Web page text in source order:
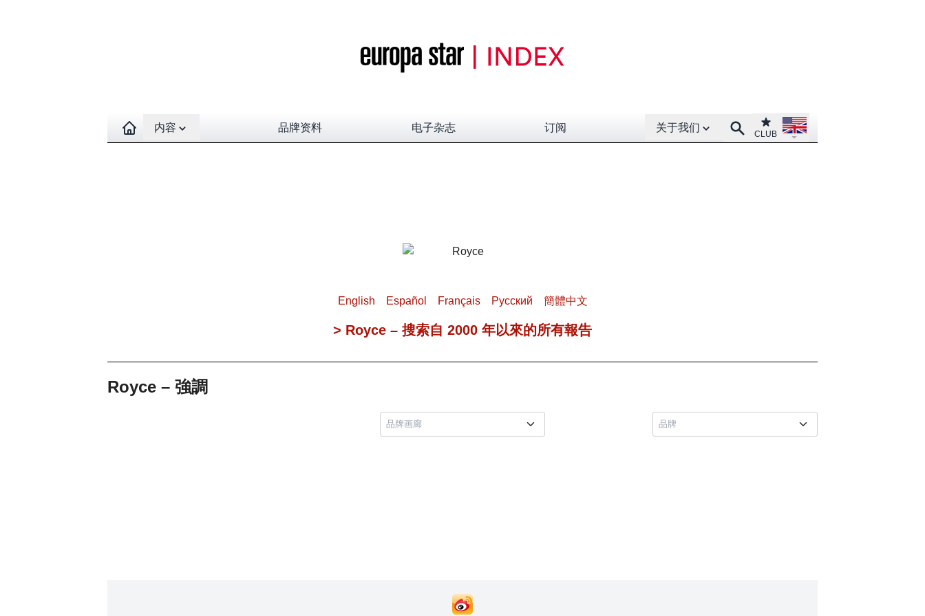
Open contents menu
内容 品牌资料 电子杂志 订阅
Open About menu
关于我们 SearchClub
CLUB
Open language menu
English Español Français Pусский 簡體中文
> Royce – 搜索自 2000 年以來的所有報告
Royce – 強調